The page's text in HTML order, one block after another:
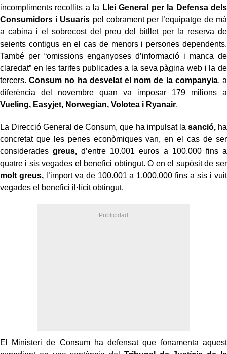
incompliments recollits a la Llei General per la Defensa dels
Consumidors i Usuaris pel cobrament per l’equipatge de mà
a cabina i el sobrecost del preu del bitllet per la reserva de
seients contigus en el cas de menors i persones dependents.
També per “omissions enganyoses d’informació i manca de
claredat” en les tarifes publicades a la seva pàgina web i la de
tercers.Consum no ha desvelat el nom de la companyia, a
diferència del novembre quan va imposar 179 milions a
Vueling, Easyjet, Norwegian, Volotea i Ryanair.
La Direcció General de Consum, que ha impulsat la sanció,ha
concretat que les penes econòmiques van, en el cas de ser
consideradesgreus, d’entre 10.001 euros a 100.000 fins a
quatre i sis vegades el benefici obtingut. O en el supòsit de ser
molt greus,l’import va de 100.001 a 1.000.000 fins a sis i vuit
vegades el benefici il·lícit obtingut.
El Ministeri de Consum ha defensat que fonamenta aquest